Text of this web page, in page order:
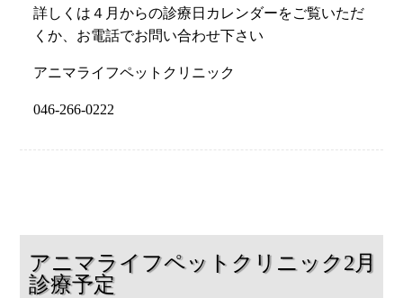
詳しくは４月からの診療日カレンダーをご覧いただ
くか、お電話でお問い合わせ下さい
アニマライフペットクリニック
046-266-0222
アニマライフペットクリニック2月
診療予定